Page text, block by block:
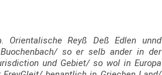
Orientalische Reyß Deß Edlen unnd
so er selb ander in der
und Gebiet/ so wol in Europa